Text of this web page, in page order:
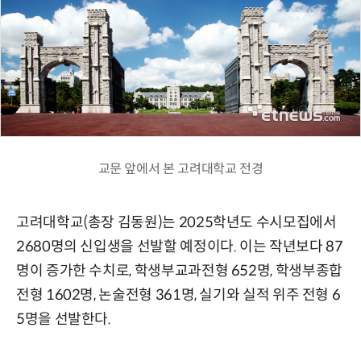
교문 앞에서 본 고려대학교 전경
고려대학교(총장 김동원)는 2025학년도 수시모집에서
2680명의 신입생을 선발할 예정이다. 이는 작년보다 87
명이 증가한 수치로, 학생부교과전형 652명, 학생부종합
전형 1602명, 논술전형 361명, 실기와 실적 위주 전형 6
5명을 선발한다.